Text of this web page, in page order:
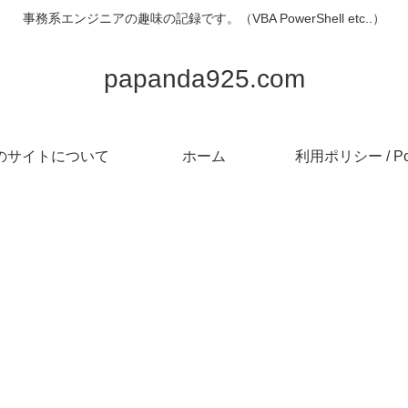
事務系エンジニアの趣味の記録です。（VBA PowerShell etc..）
papanda925.com
サイトについて ホーム 利用ポリシー /